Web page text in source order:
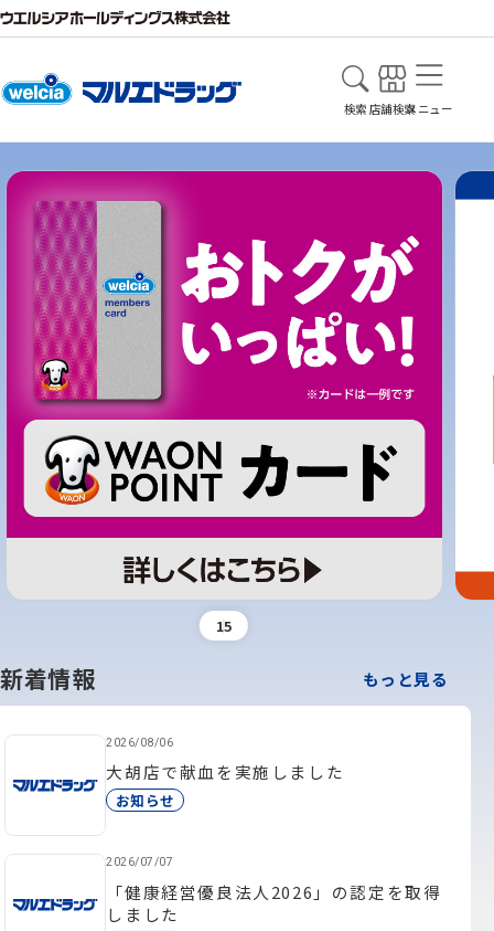
検索 店舗検索メニュー
15
新着情報 もっと見る
2026/08/06
大胡店で献血を実施しました
お知らせ
2026/07/07
「健康経営優良法人2026」の認定を取得
しました